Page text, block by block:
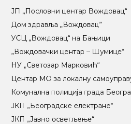
ЈП „Пословни центар Вождовац“
Дом здравља „Вождовац”
УСЦ „Вождовац“ на Бањици
„Вождовачки центар – Шумице“
НУ „Светозар Марковић“
Центар МO за локалну
Комунална полиција града
ЈКП „Београдске електране“
ЈКП „Јавно осветљење“